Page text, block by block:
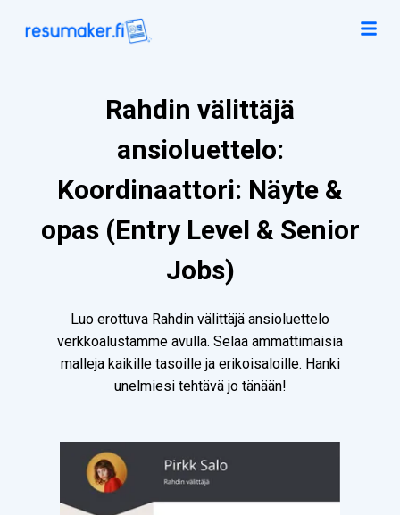
Rahdin välittäjä
ansioluettelo:
Koordinaattori: Näyte &
opas (Entry Level & Senior
Jobs)
Luo erottuva Rahdin välittäjä ansioluettelo
verkkoalustamme avulla. Selaa ammattimaisia
malleja kaikille tasoille ja erikoisaloille. Hanki
unelmiesi tehtävä jo tänään!